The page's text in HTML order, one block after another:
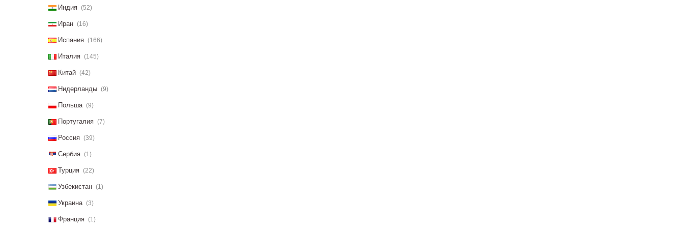
Индия (52)
Иран (16)
Испания (166)
Италия (145)
Китай (42)
Нидерланды (9)
Польша (9)
Португалия (7)
Россия (39)
Сербия (1)
Турция (22)
Узбекистан (1)
Украина (3)
Франция (1)